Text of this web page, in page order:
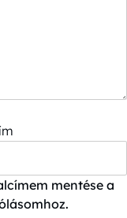
mentése a